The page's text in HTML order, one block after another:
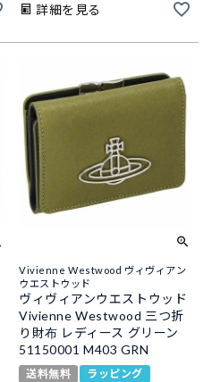
詳細を見る
Vivienne Westwood ヴィヴィアン
ウエストウッド
ヴィヴィアンウエストウッド
Vivienne Westwood 三つ折
り財布 レディース グリーン
51150001 M403 GRN
送料無料
ラッピング